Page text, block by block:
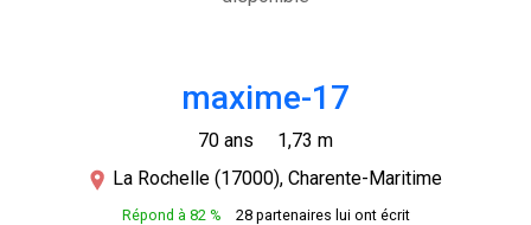
maxime-17
70 ans
1,73 m
La Rochelle (17000), Charente-Maritime
Répond à 82 % 28 partenaires lui ont écrit